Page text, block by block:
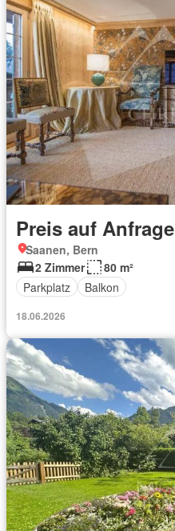
Preis auf Anfrage
Saanen, Bern
2 Zimmer
80 m²
Parkplatz
Balkon
18.06.2026